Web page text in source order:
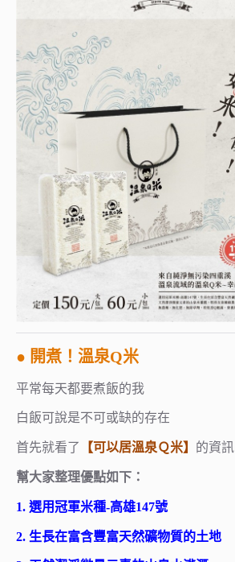
● 開煮！溫泉Q米
平常每天都要煮飯的我
白飯可說是不可或缺的存在
首先就看了 【可以居溫泉Ｑ米】 的資訊
幫大家整理優點如下：
1. 選用冠軍米種-高雄147號
2. 生長在富含豐富天然礦物質的土地